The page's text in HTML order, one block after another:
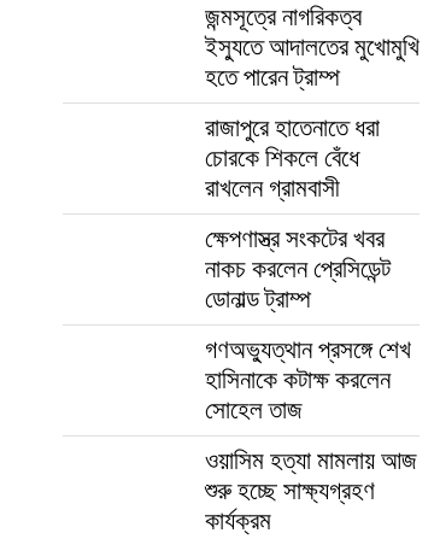
জন্মসূত্রে নাগরিকত্ব
ইস্যুতে আদালতের মুখোমুখি
হতে পারেন ট্রাম্প
রাজাপুরে হাতেনাতে ধরা
চোরকে শিকলে বেঁধে
রাখলেন গ্রামবাসী
ক্ষেপণাস্ত্র সংকটের খবর
নাকচ করলেন প্রেসিডেন্ট
ডোনাল্ড ট্রাম্প
গণঅভ্যুত্থান প্রসঙ্গে শেখ
হাসিনাকে কটাক্ষ করলেন
সোহেল তাজ
ওয়াসিম হত্যা মামলায় আজ
শুরু হচ্ছে সাক্ষ্যগ্রহণ
কার্যক্রম